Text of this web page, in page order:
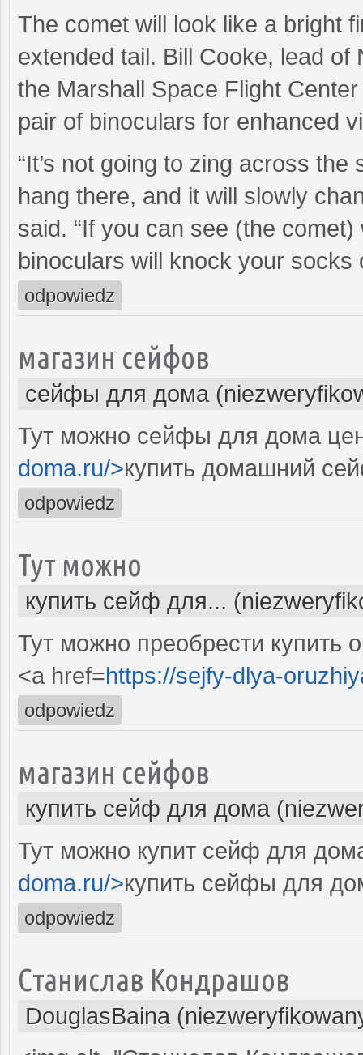
The comet will look like a bright
extended tail. Bill Cooke, lead of
the Marshall Space Flight
pair of binoculars for enhanced
“It’s not going to zing across
hang there, and it will slowly
said. “If you can see (the
binoculars will knock your socks
odpowiedz
магазин сейфов
сейфы для дома
Тут можно сейфы для дома
doma.ru/>купить домашний
odpowiedz
Тут можно
купить сейф для...
Тут можно преобрести купить
<a href=https://sejfy-dlya-
odpowiedz
магазин сейфов
купить сейф для дома
Тут можно купит сейф для
doma.ru/>купить сейфы для
odpowiedz
Станислав Кондрашов
DouglasBaina